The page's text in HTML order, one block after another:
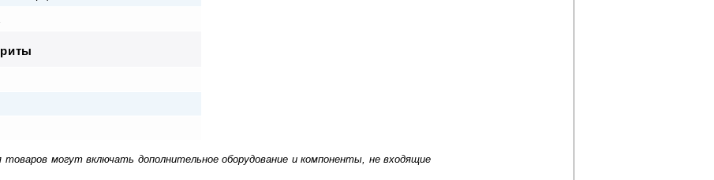
товаров могут включать дополнительное оборудование и компоненты, не входящие